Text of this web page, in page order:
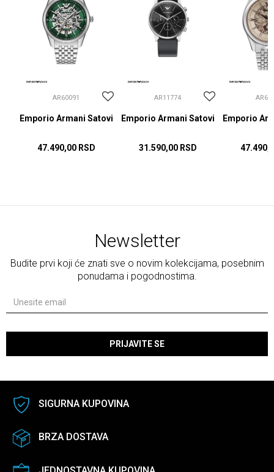
AR60091
Emporio Armani Satovi
47.490,00 RSD
AR11774
Emporio Armani Satovi
31.590,00 RSD
Emporio
Newsletter
Budite prvi koji će znati sve o novim kolekcijama, posebnim
ponudama i pogodnostima.
PRIJAVITE SE
SIGURNA KUPOVINA
BRZA DOSTAVA